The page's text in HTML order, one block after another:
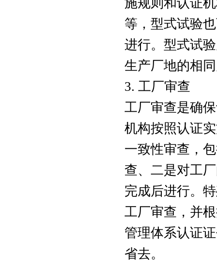
施规则和认证
等，型式试验
进行。型式试
生产厂地的相
3. 工厂审查
工厂审查是确
机构按照认证
一致性审查，
查、二是对工
完成后进行。
工厂审查，并
管理体系认证
省去。